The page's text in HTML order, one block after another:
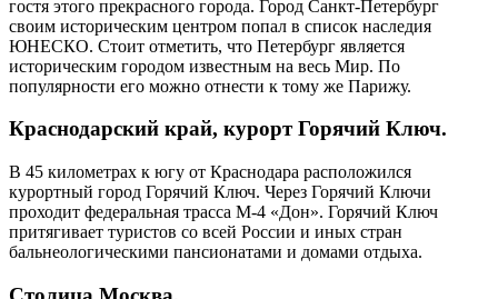
гостя этого прекрасного города. Город Санкт-Петербург
своим историческим центром попал в список наследия
ЮНЕСКО. Стоит отметить, что Петербург является
историческим городом известным на весь Мир. По
популярности его можно отнести к тому же Парижу.
Краснодарский край, курорт Горячий Ключ.
В 45 километрах к югу от Краснодара расположился
курортный город Горячий Ключ. Через Горячий Ключи
проходит федеральная трасса M-4 «Дон». Горячий Ключ
притягивает туристов со всей России и иных стран
бальнеологическими пансионатами и домами отдыха.